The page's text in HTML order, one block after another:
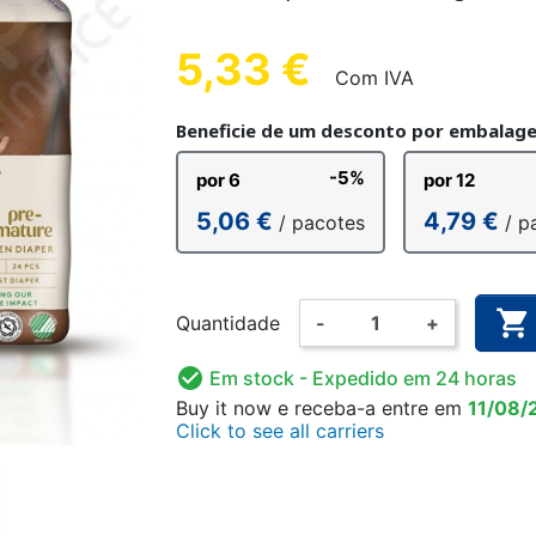
BODY FATO
E
DESINFECÇÃO DAS MÃOS
CRIANÇA
FRALDA LAVÁVEL
PIJAMA
5,33 € Com IVA
Beneficie de um desconto por
por 6 -5%
5,06 € / pacotes
por 12
4,79 € /
Quantidade - + 
 Em stock - Expedido em 24 horas
Buy it now e receba-a entre em 11/08/
Click to see all carriers